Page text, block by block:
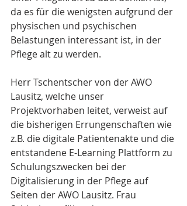
da es für die wenigsten aufgrund der
physischen und psychischen
Belastungen interessant ist, in der
Pflege alt zu werden.
Herr Tschentscher von der AWO
Lausitz, welche unser
Projektvorhaben leitet, verweist auf
die bisherigen Errungenschaften wie
z.B. die digitale Patientenakte und die
entstandene E-Learning Plattform zu
Schulungszwecken bei der
Digitalisierung in der Pflege auf
Seiten der AWO Lausitz. Frau